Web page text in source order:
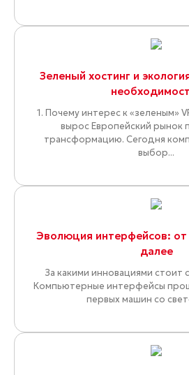
Зеленый хостинг и
1. Почему интерес к «зеленым»
вырос Европейский рынок
трансформацию. Сегодня
выбор...
Эволюция интерфейсов: от
далее
За какими инновациями стоит
Компьютерные интерфейсы
первых машин со